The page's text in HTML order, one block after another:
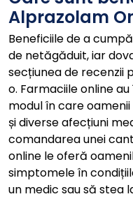
Alprazolam
Beneficiile de a
de netăgăduit, iar
secțiunea de recenzii
o. Farmaciile online
modul în care
și diverse afecțiuni
comandarea unei
online le oferă
simptomele în
un medic sau să stea